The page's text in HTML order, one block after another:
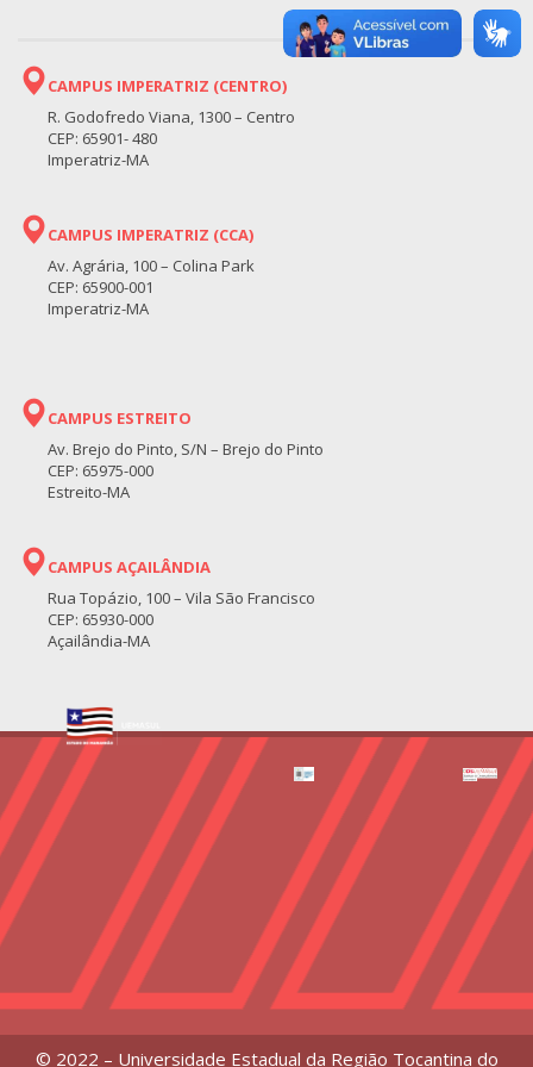
CAMPUS IMPERATRIZ (CENTRO)
R. Godofredo Viana, 1300 – Centro
CEP: 65901- 480
Imperatriz-MA
CAMPUS IMPERATRIZ (CCA)
Av. Agrária, 100 – Colina Park
CEP: 65900-001
Imperatriz-MA
CAMPUS ESTREITO
Av. Brejo do Pinto, S/N – Brejo do Pinto
CEP: 65975-000
Estreito-MA
CAMPUS AÇAILÂNDIA
Rua Topázio, 100 – Vila São Francisco
CEP: 65930-000
Açailândia-MA
© 2022 – Universidade Estadual da Região Tocantina do